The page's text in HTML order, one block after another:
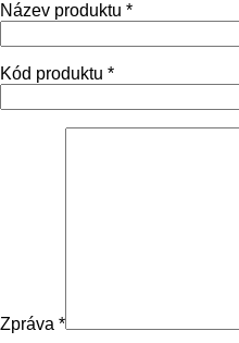
Název produktu *
Kód produktu *
Zpráva *